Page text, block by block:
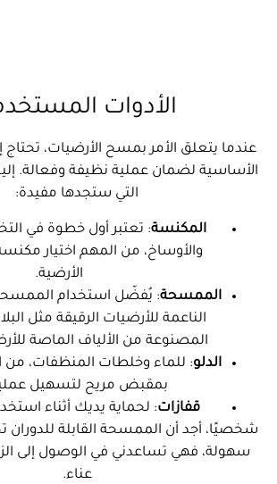
الأدوات
عندما يتعلق الأمر بمسح الأرضيات،
الأساسية لضمان عملية نظيفة وفعالة.
التي ستجدها مفيدة:
المكنسة: تعتبر أول خطوة في
والأوساخ، من المهم اختيار
الأرضية.
الممسحة: يُفضّل استخدام
الناعمة للأرضيات الرقيقة مثل
المصنوعة من الألياف الماصة
الدلو: للماء وخلطات المنظفات، من
بمقبض مريح لتسهيل
قفازات: لحماية يديك أثناء
شخصيًا، أجد أن الممسحة القابلة للدوران
سهولة، فهي تساعدني في الوصول إلى
عناء.